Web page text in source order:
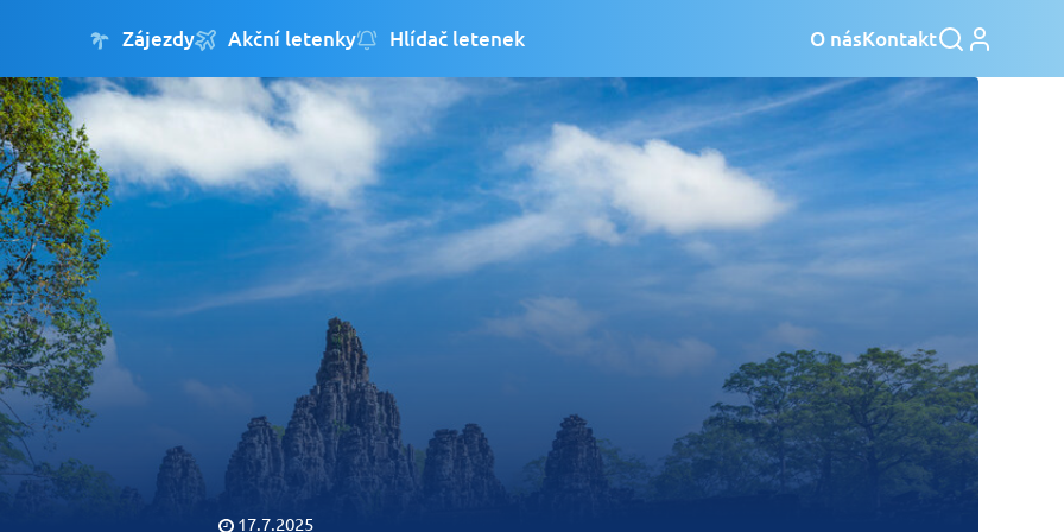
Zájezdy Akční letenky Hlídač letenek O násKontakt
17.7.2025